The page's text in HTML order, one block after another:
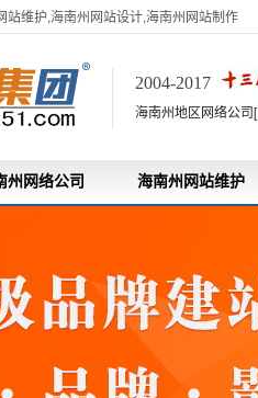
站维护,海南州网站设计,海南州网站制作
2004-2017
海南州地区网络公司[
州网络公司 海南州网站维护